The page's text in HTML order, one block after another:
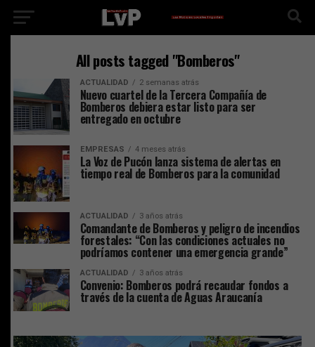
All posts tagged "Bomberos"
ACTUALIDAD 2 semanas atrás
Nuevo cuartel de la Tercera Compañía de
Bomberos debiera estar listo para ser
entregado en octubre
EMPRESAS 4 meses atrás
La Voz de Pucón lanza sistema de alertas en
tiempo real de Bomberos para la comunidad
ACTUALIDAD 3 años atrás
Comandante de Bomberos y peligro de incendios
forestales: “Con las condiciones actuales no
podríamos contener una emergencia grande”
ACTUALIDAD 3 años atrás
Convenio: Bomberos podrá recaudar fondos a
través de la cuenta de Aguas Araucanía